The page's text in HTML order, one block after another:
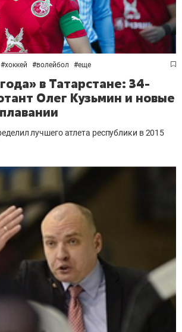
#хоккей #волейбол #еще
в Татарстане: 34-
Олег Кузьмин и новые
лучшего атлета республики в 2015